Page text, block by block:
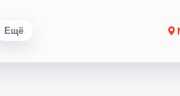
Ещё